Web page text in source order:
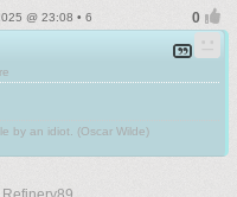
@ 23:08 • 6
by an idiot. (Oscar Wilde)